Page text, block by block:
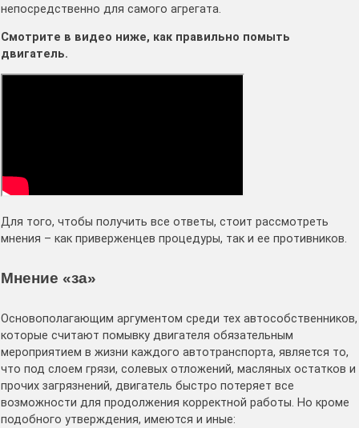
непосредственно для самого агрегата.
Смотрите в видео ниже, как правильно помыть
двигатель.
Для того, чтобы получить все ответы, стоит рассмотреть
мнения – как приверженцев процедуры, так и ее противников.
Мнение «за»
Основополагающим аргументом среди тех автособственников,
которые считают помывку двигателя обязательным
мероприятием в жизни каждого автотранспорта, является то,
что под слоем грязи, солевых отложений, масляных остатков и
прочих загрязнений, двигатель быстро потеряет все
возможности для продолжения корректной работы. Но кроме
подобного утверждения, имеются и иные: